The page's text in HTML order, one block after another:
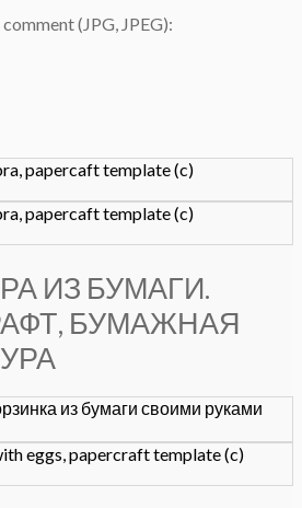
(JPG, JPEG):
ИЗ БУМАГИ.
БУМАЖНАЯ